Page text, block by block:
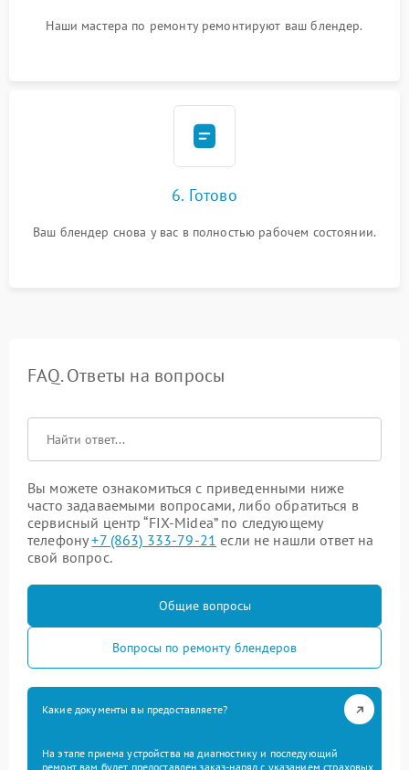
Наши мастера по ремонту ремонтируют ваш блендер.
6. Готово
Ваш блендер снова у вас в полностью рабочем состоянии.
FAQ. Ответы на вопросы
Вы можете ознакомиться с приведенными ниже
часто задаваемыми вопросами, либо обратиться в
сервисный центр “FIX-Midea” по следующему
телефону+7 (863) 333-79-21 если не нашли ответ на
свой вопрос.
Общие вопросы
Вопросы по ремонту блендеров
Какие документы вы предоставляете?
На этапе приема устройства на диагностику и последующий
ремонт вам будет предоставлен заказ-наряд с указанием страховых